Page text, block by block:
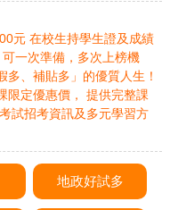
元 在校生持學生證及成績
一次準備，多次上榜機
、補貼多」的優質人生！
限定優惠價， 提供完整課
試招考資訊及多元學習方
地政好試多